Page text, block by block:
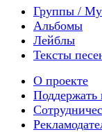
Группы /
Альбомы
Лейблы
Тексты
О проекте
Поддержать